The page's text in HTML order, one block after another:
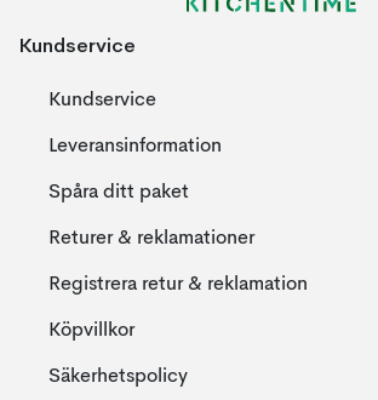
Kundservice
Kundservice
Leveransinformation
Spåra ditt paket
Returer & reklamationer
Registrera retur & reklamation
Köpvillkor
Säkerhetspolicy